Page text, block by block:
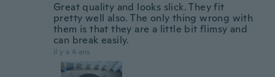
Great quality and looks slick. They fit
pretty well also. The only thing wrong with
them is that they are a little bit flimsy and
can break easily.
il y a 4 ans